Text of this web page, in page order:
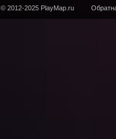
© 2012-2025 PlayMap.ru